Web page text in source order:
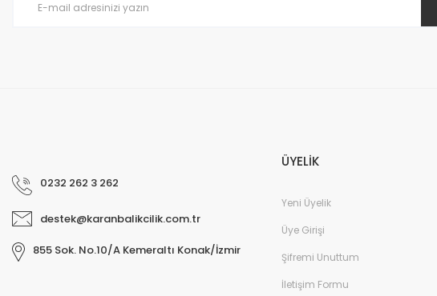
0232 262 3 262
destek@karanbalikcilik.com.tr
855 Sok. No.10/A Kemeraltı Konak/İzmir
ÜYELİK
Yeni Üyelik
Üye Girişi
Şifremi Unuttum
İletişim Formu